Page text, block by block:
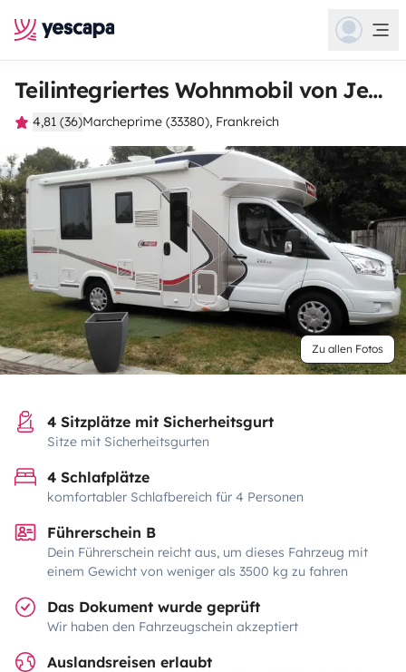
Teilintegriertes Wohnmobil von Jean Paul
4,81 (36)Marcheprime (33380), Frankreich
Zu allen Fotos
4 Sitzplätze mit Sicherheitsgurt
Sitze mit Sicherheitsgurten
4 Schlafplätze
komfortabler Schlafbereich für 4 Personen
Führerschein B
Dein Führerschein reicht aus, um dieses Fahrzeug mit
einem Gewicht von weniger als 3500 kg zu fahren
Das Dokument wurde geprüft
Wir haben den Fahrzeugschein akzeptiert
Auslandsreisen erlaubt